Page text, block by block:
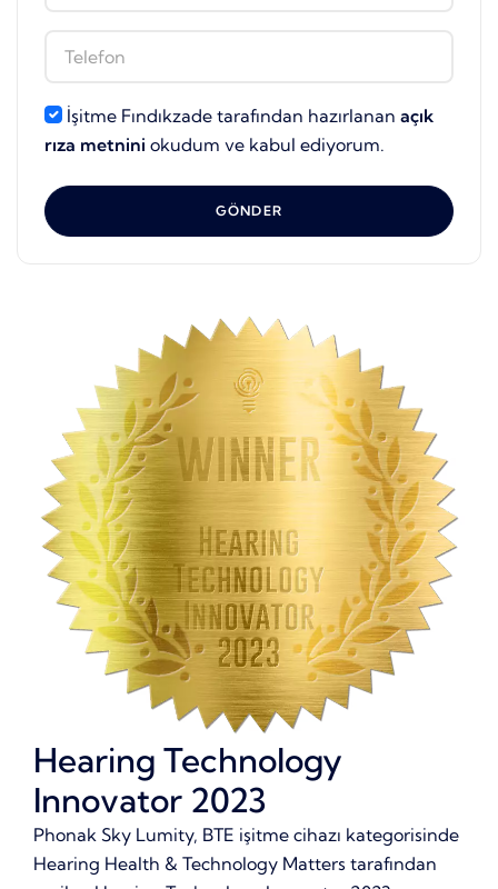
İşitme Fındıkzade tarafından hazırlanan açık
rıza metnini okudum ve kabul ediyorum.
GÖNDER
Hearing Technology
Innovator 2023
Phonak Sky Lumity, BTE işitme cihazı kategorisinde
Hearing Health & Technology Matters tarafından